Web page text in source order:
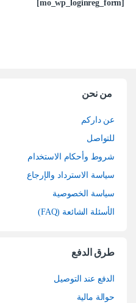
[mo_wp_loginreg_form]
من نحن
عن داركم
للتواصل
شروط وأحكام الاستخدام
سياسة الاسترداد والإرجاع
سياسة الخصوصية
الأسئلة الشائعة (FAQ)
طرق الدفع
الدفع عند التوصيل
حوالة مالية